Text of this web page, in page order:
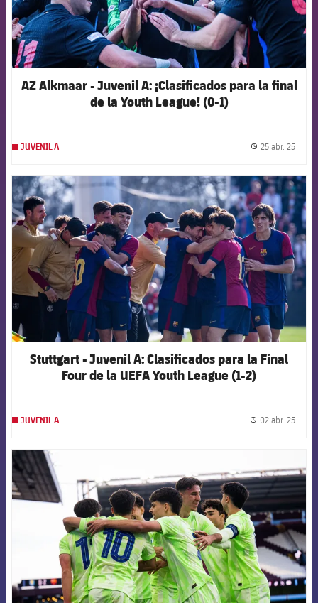
AZ Alkmaar - Juvenil A: ¡Clasificados para la final
de la Youth League! (0-1)
JUVENIL A 25 abr. 25
FCB Barcelona badge
Stuttgart - Juvenil A: Clasificados para la Final
Four de la UEFA Youth League (1-2)
JUVENIL A 02 abr. 25